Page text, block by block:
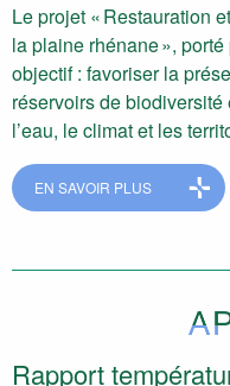
Le projet « Restauration
la plaine rhénane »,
objectif : favoriser la
réservoirs de
l’eau, le climat et les
EN SAVOIR PLUS
Rapport